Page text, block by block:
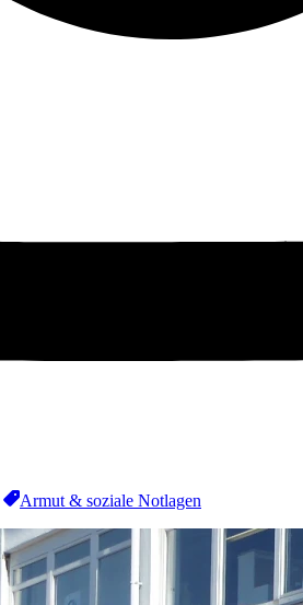
Armut & soziale Notlagen